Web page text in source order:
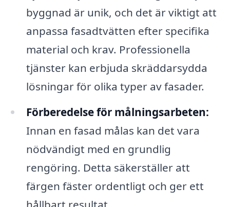
byggnad är unik, och det är viktigt att
anpassa fasadtvätten efter specifika
material och krav. Professionella
tjänster kan erbjuda skräddarsydda
lösningar för olika typer av fasader.
Förberedelse för målningsarbeten:
Innan en fasad målas kan det vara
nödvändigt med en grundlig
rengöring. Detta säkerställer att
färgen fäster ordentligt och ger ett